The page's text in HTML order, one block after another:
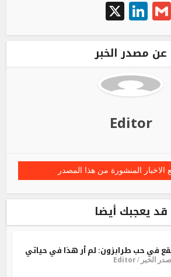
Telegram
Gmail
LinkedIn
عن مصدر الخبر
Editor
الاخبار المنشورة من هذا المصدر
قد يعجبك أيضا
في حب طرابزون: لم أر هذا في حياتي
الخبر /Editor